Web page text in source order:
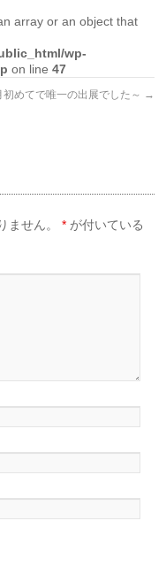
array or an object that
wp-
on line47
初めてで唯一の出展でした～ →
ません。 * が付いている